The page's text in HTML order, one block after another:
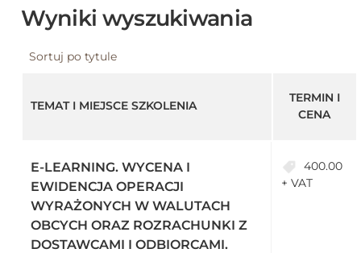
Wyniki wyszukiwania
Sortuj po tytule
TEMAT I MIEJSCE SZKOLENIA
TERMIN I
CENA
E-LEARNING. WYCENA I
EWIDENCJA OPERACJI
WYRAŻONYCH W WALUTACH
OBCYCH ORAZ ROZRACHUNKI Z
DOSTAWCAMI I ODBIORCAMI.
400.00
+ VAT